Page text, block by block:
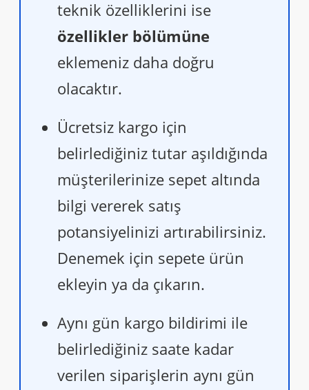
teknik özelliklerini ise
özellikler bölümüne
eklemeniz daha doğru
olacaktır.
Ücretsiz kargo için
belirlediğiniz tutar aşıldığında
müşterilerinize sepet altında
bilgi vererek satış
potansiyelinizi artırabilirsiniz.
Denemek için sepete ürün
ekleyin ya da çıkarın.
Aynı gün kargo bildirimi ile
belirlediğiniz saate kadar
verilen siparişlerin aynı gün